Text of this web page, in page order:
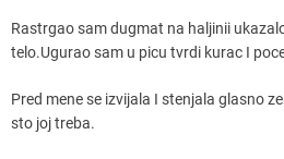
Rastrgao sam dugmat na haljinii
telo.Ugurao sam u picu tvrdi kurac I
Pred mene se izvijala I stenjala glasno
sto joj treba.